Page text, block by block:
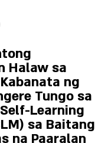
Halaw sa
ng
Tungo sa
Learning
sa Baitang
na Paaralan